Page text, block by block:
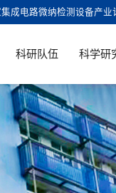
集成电路微纳检测设备产业
科研队伍 科学研